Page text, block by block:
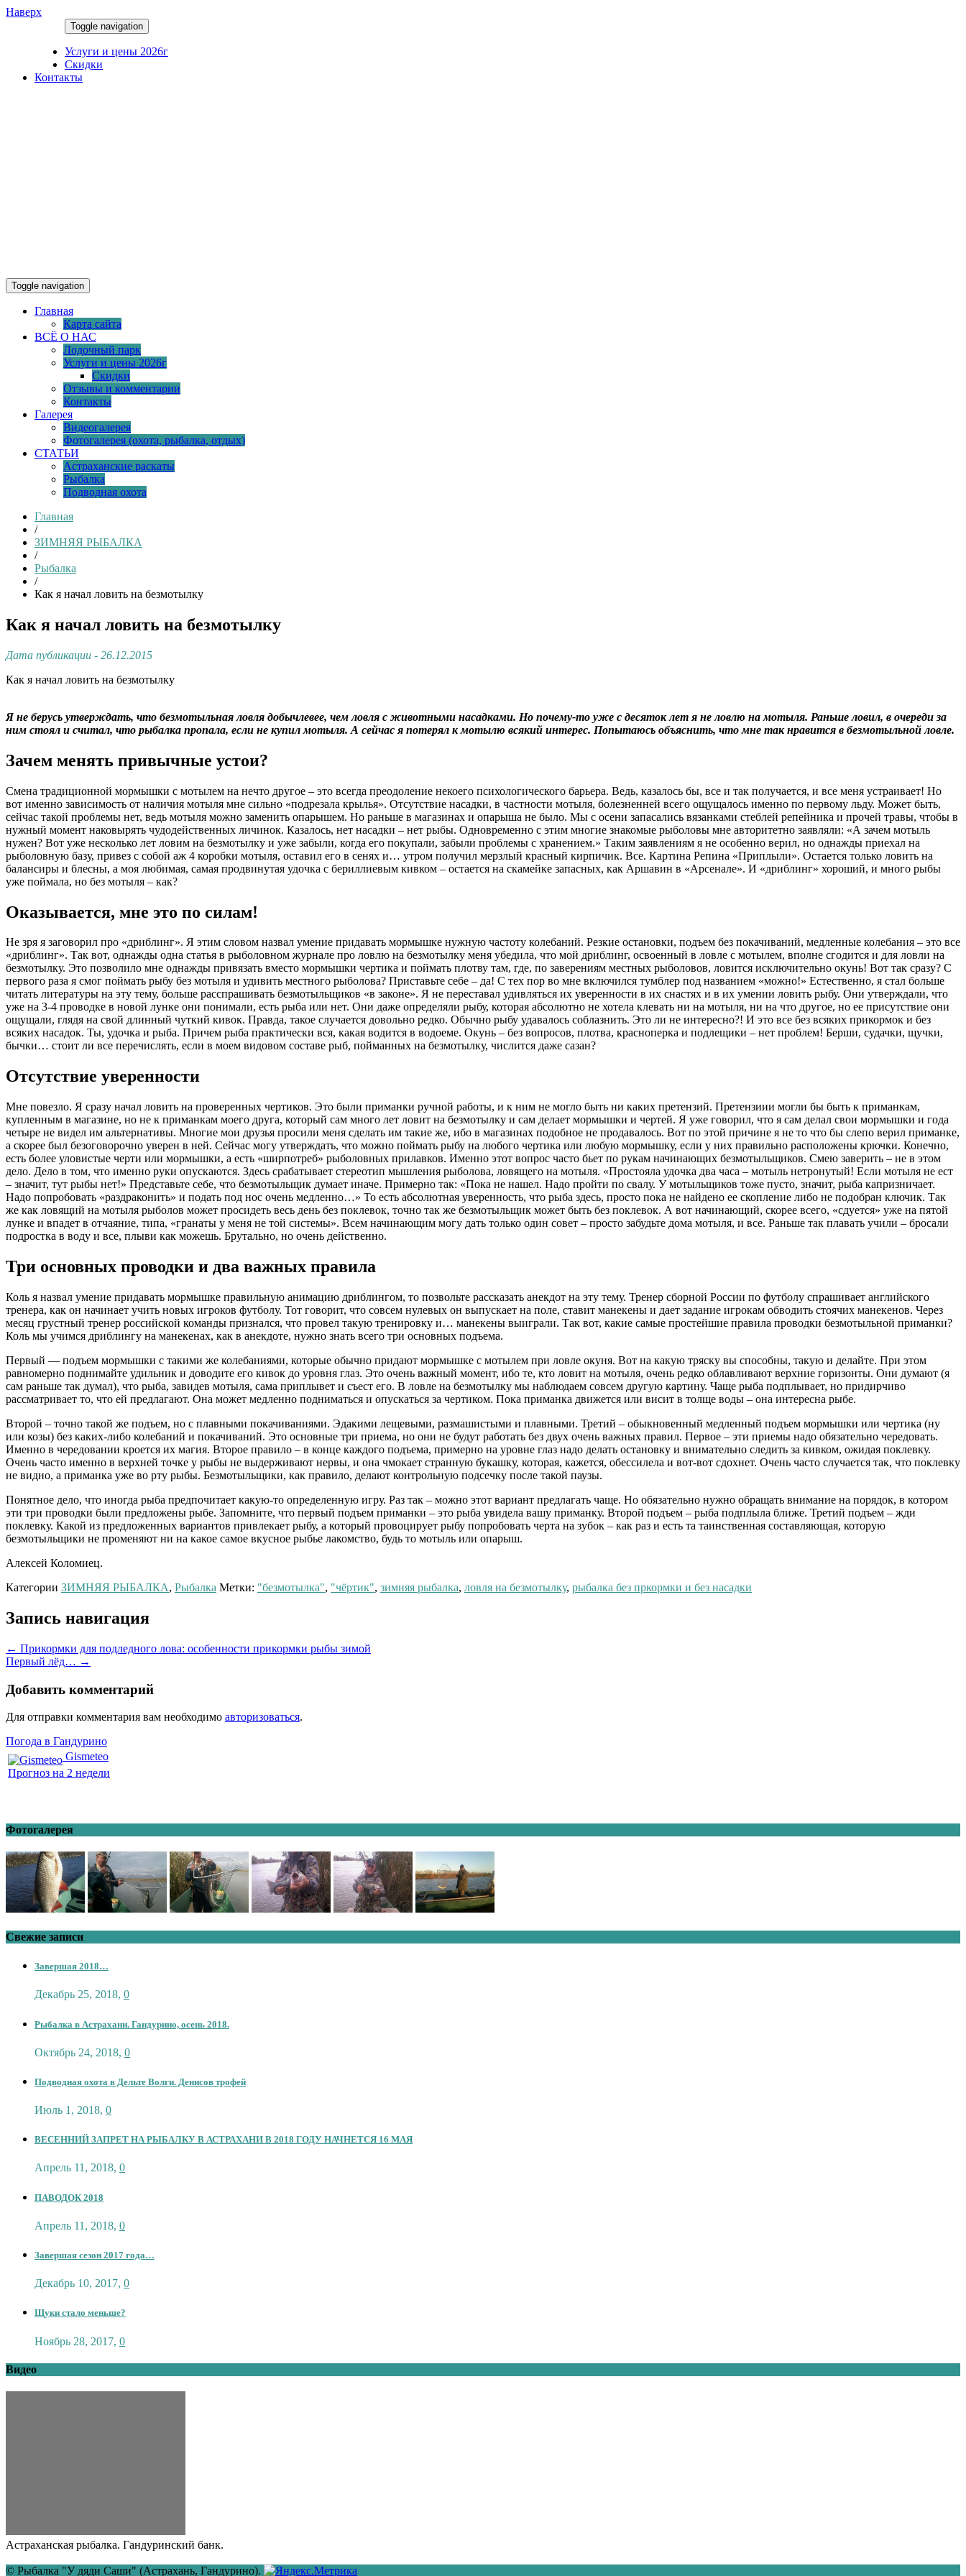
Наверх
Toggle navigation
Услуги и цены 2026г
Скидки
Контакты
Toggle navigation
Главная
Карта сайта
ВСЁ О НАС
Лодочный парк
Услуги и цены 2026г
Скидки
Отзывы и комментарии
Контакты
Галерея
Видеогалерея
Фотогалерея (охота, рыбалка, отдых)
СТАТЬИ
Астраханские раскаты
Рыбалка
Подводная охота
Главная
/
ЗИМНЯЯ РЫБАЛКА
/
Рыбалка
/
Как я начал ловить на безмотылку
Как я начал ловить на безмотылку
Дата публикации - 26.12.2015
Как я начал ловить на безмотылку
Я не берусь утверждать, что безмотыльная ловля добычлевее, чем ловля с животными насадками. Но почему-то уже с десяток лет я не ловлю на мотыля. Раньше ловил, в очереди за
ним стоял и считал, что рыбалка пропала, если не купил мотыля. А сейчас я потерял к мотылю всякий интерес. Попытаюсь объяснить, что мне так нравится в безмотыльной ловле.
Зачем менять привычные устои?
Смена традиционной мормышки с мотылем на нечто другое – это всегда преодоление некоего психологического барьера. Ведь, казалось бы, все и так получается, и все меня устраивает! Но
вот именно зависимость от наличия мотыля мне сильно «подрезала крылья». Отсутствие насадки, в частности мотыля, болезненней всего ощущалось именно по первому льду. Может быть,
сейчас такой проблемы нет, ведь мотыля можно заменить опарышем. Но раньше в магазинах и опарыша не было. Мы с осени запасались вязанками стеблей репейника и прочей травы, чтобы в
нужный момент наковырять чудодейственных личинок. Казалось, нет насадки – нет рыбы. Одновременно с этим многие знакомые рыболовы мне авторитетно заявляли: «А зачем мотыль
нужен? Вот уже несколько лет ловим на безмотылку и уже забыли, когда его покупали, забыли проблемы с хранением.» Таким заявлениям я не особенно верил, но однажды приехал на
рыболовную базу, привез с собой аж 4 коробки мотыля, оставил его в сенях и… утром получил мерзлый красный кирпичик. Все. Картина Репина «Приплыли». Остается только ловить на
балансиры и блесны, а моя любимая, самая продвинутая удочка с бериллиевым кивком – остается на скамейке запасных, как Аршавин в «Арсенале». И «дриблинг» хороший, и много рыбы
уже поймала, но без мотыля – как?
Оказывается, мне это по силам!
Не зря я заговорил про «дриблинг». Я этим словом назвал умение придавать мормышке нужную частоту колебаний. Резкие остановки, подъем без покачиваний, медленные колебания – это все
«дриблинг». Так вот, однажды одна статья в рыболовном журнале про ловлю на безмотылку меня убедила, что мой дриблинг, освоенный в ловле с мотылем, вполне сгодится и для ловли на
безмотылку. Это позволило мне однажды привязать вместо мормышки чертика и поймать плотву там, где, по заверениям местных рыболовов, ловится исключительно окунь! Вот так сразу? С
первого раза я смог поймать рыбу без мотыля и удивить местного рыболова? Приставьте себе – да! С тех пор во мне включился тумблер под названием «можно!» Естественно, я стал больше
читать литературы на эту тему, больше расспрашивать безмотыльщиков «в законе». Я не переставал удивляться их уверенности в их снастях и в их умении ловить рыбу. Они утверждали, что
уже на 3-4 проводке в новой лунке они понимали, есть рыба или нет. Они даже определяли рыбу, которая абсолютно не хотела клевать ни на мотыля, ни на что другое, но ее присутствие они
ощущали, глядя на свой длинный чуткий кивок. Правда, такое случается довольно редко. Обычно рыбу удавалось соблазнить. Это ли не интересно?! И это все без всяких прикормок и без
всяких насадок. Ты, удочка и рыба. Причем рыба практически вся, какая водится в водоеме. Окунь – без вопросов, плотва, красноперка и подлещики – нет проблем! Берши, судачки, щучки,
бычки… стоит ли все перечислять, если в моем видовом составе рыб, пойманных на безмотылку, числится даже сазан?
Отсутствие уверенности
Мне повезло. Я сразу начал ловить на проверенных чертиков. Это были приманки ручной работы, и к ним не могло быть ни каких претензий. Претензиии могли бы быть к приманкам,
купленным в магазине, но не к приманкам моего друга, который сам много лет ловит на безмотылку и сам делает мормышки и чертей. Я уже говорил, что я сам делал свои мормышки и года
четыре не видел им альтернативы. Многие мои друзья просили меня сделать им такие же, ибо в магазинах подобное не продавалось. Вот по этой причине я не то что бы слепо верил приманке,
а скорее был безоговорочно уверен в ней. Сейчас могу утверждать, что можно поймать рыбу на любого чертика или любую мормышку, если у них правильно расположены крючки. Конечно,
есть более уловистые черти или мормышки, а есть «ширпотреб» рыболовных прилавков. Именно этот вопрос часто бьет по рукам начинающих безмотыльщиков. Смею заверить – не в этом
дело. Дело в том, что именно руки опускаются. Здесь срабатывает стереотип мышления рыболова, ловящего на мотыля. «Простояла удочка два часа – мотыль нетронутый! Если мотыля не ест
– значит, тут рыбы нет!» Представьте себе, что безмотыльщик думает иначе. Примерно так: «Пока не нашел. Надо пройти по свалу. У мотыльщиков тоже пусто, значит, рыба капризничает.
Надо попробовать «раздраконить» и подать под нос очень медленно…» То есть абсолютная уверенность, что рыба здесь, просто пока не найдено ее скопление либо не подобран ключик. Так
же как ловящий на мотыля рыболов может просидеть весь день без поклевок, точно так же безмотыльщик может быть без поклевок. А вот начинающий, скорее всего, «сдуется» уже на пятой
лунке и впадет в отчаяние, типа, «гранаты у меня не той системы». Всем начинающим могу дать только один совет – просто забудьте дома мотыля, и все. Раньше так плавать учили – бросали
подростка в воду и все, плыви как можешь. Брутально, но очень действенно.
Три основных проводки и два важных правила
Коль я назвал умение придавать мормышке правильную анимацию дриблингом, то позвольте рассказать анекдот на эту тему. Тренер сборной России по футболу спрашивает английского
тренера, как он начинает учить новых игроков футболу. Тот говорит, что совсем нулевых он выпускает на поле, ставит манекены и дает задание игрокам обводить стоячих манекенов. Через
месяц грустный тренер российской команды признался, что провел такую тренировку и… манекены выиграли. Так вот, какие самые простейшие правила проводки безмотыльной приманки?
Коль мы учимся дриблингу на манекенах, как в анекдоте, нужно знать всего три основных подъема.
Первый — подъем мормышки с такими же колебаниями, которые обычно придают мормышке с мотылем при ловле окуня. Вот на какую тряску вы способны, такую и делайте. При этом
равномерно поднимайте удильник и доводите его кивок до уровня глаз. Это очень важный момент, ибо те, кто ловит на мотыля, очень редко облавливают верхние горизонты. Они думают (я
сам раньше так думал), что рыба, завидев мотыля, сама приплывет и съест его. В ловле на безмотылку мы наблюдаем совсем другую картину. Чаще рыба подплывает, но придирчиво
рассматривает то, что ей предлагают. Она может медленно подниматься и опускаться за чертиком. Пока приманка движется или висит в толще воды – она интересна рыбе.
Второй – точно такой же подъем, но с плавными покачиваниями. Эдакими лещевыми, размашистыми и плавными. Третий – обыкновенный медленный подъем мормышки или чертика (ну
или козы) без каких-либо колебаний и покачиваний. Это основные три приема, но они не будут работать без двух очень важных правил. Первое – эти приемы надо обязательно чередовать.
Именно в чередовании кроется их магия. Второе правило – в конце каждого подъема, примерно на уровне глаз надо делать остановку и внимательно следить за кивком, ожидая поклевку.
Очень часто именно в верхней точке у рыбы не выдерживают нервы, и она чмокает странную букашку, которая, кажется, обессилела и вот-вот сдохнет. Очень часто случается так, что поклевку
не видно, а приманка уже во рту рыбы. Безмотыльщики, как правило, делают контрольную подсечку после такой паузы.
Понятное дело, что иногда рыба предпочитает какую-то определенную игру. Раз так – можно этот вариант предлагать чаще. Но обязательно нужно обращать внимание на порядок, в котором
эти три проводки были предложены рыбе. Запомните, что первый подъем приманки – это рыба увидела вашу приманку. Второй подъем – рыба подплыла ближе. Третий подъем – жди
поклевку. Какой из предложенных вариантов привлекает рыбу, а который провоцирует рыбу попробовать черта на зубок – как раз и есть та таинственная составляющая, которую
безмотыльщики не променяют ни на какое самое вкусное рыбье лакомство, будь то мотыль или опарыш.
Алексей Коломиец.
Категории ЗИМНЯЯ РЫБАЛКА, Рыбалка Метки: "безмотылка", "чёртик", зимняя рыбалка, ловля на безмотылку, рыбалка без пркормки и без насадки
Запись навигация
← Прикормки для подледного лова: особенности прикормки рыбы зимой
Первый лёд… →
Добавить комментарий
Для отправки комментария вам необходимо авторизоваться.
Погода в Гандурино
Gismeteo
Прогноз на 2 недели
Фотогалерея
Свежие записи
Завершая 2018…
Декабрь 25, 2018, 0
Рыбалка в Астрахани. Гандурино, осень 2018.
Октябрь 24, 2018, 0
Подводная охота в Дельте Волги. Денисов трофей
Июль 1, 2018, 0
ВЕСЕННИЙ ЗАПРЕТ НА РЫБАЛКУ В АСТРАХАНИ В 2018 ГОДУ НАЧНЕТСЯ 16 МАЯ
Апрель 11, 2018, 0
ПАВОДОК 2018
Апрель 11, 2018, 0
Завершая сезон 2017 года…
Декабрь 10, 2017, 0
Щуки стало меньше?
Ноябрь 28, 2017, 0
Видео
Астраханская рыбалка. Гандуринский банк.
© Рыбалка "У дяди Саши" (Астрахань, Гандурино).